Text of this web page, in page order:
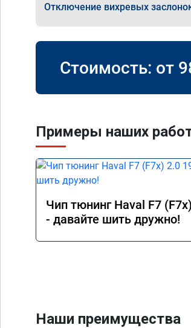
Отключение вихревых
Стоимость: от
Примеры наших
Чип тюнинг Haval F7
- давайте шить дружно!
Наши преимущества